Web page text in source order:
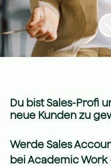
Du bist Sales-Profi
neue Kunden zu
Werde Sales
bei Academic Work